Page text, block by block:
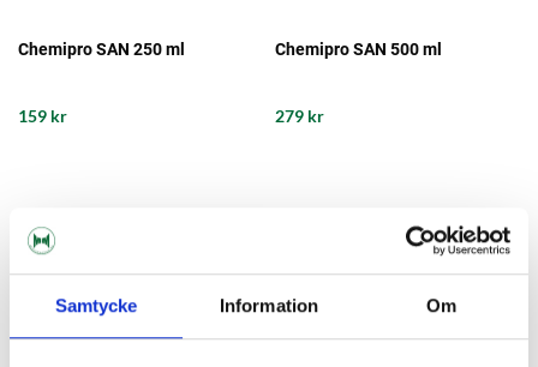
Samtycke Information Om
Chemipro SAN 250 ml
159 kr
Chemipro SAN 500 ml
279 kr